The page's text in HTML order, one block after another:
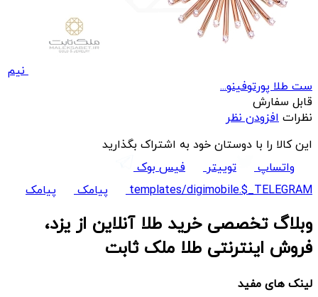
نیم
ست طلا پورتوفینو...
قابل سفارش
نظرات افزودن نظر
این کالا را با دوستان خود به اشتراک بگذارید
واتساپ
توییتر
فیس بوک
templates/digimobile.$_TELEGRAM
پیامک پیامک
وبلاگ تخصصی خرید طلا آنلاین از یزد،
فروش اینترنتی طلا ملک ثابت
لینک های مفید